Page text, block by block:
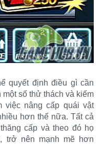
quyết định điều gì cần
số thử thách và kiếm
việc nâng cấp quái vật
hơn thế nữa. Tất cả
cấp và theo đó họ
trở nên mạnh mẽ hơn